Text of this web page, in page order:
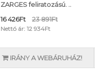
ZARGES feliratozású. ..
16 426Ft
23 891Ft
Nettó ár: 12 934Ft
IRÁNY A WEBÁRUHÁZ!